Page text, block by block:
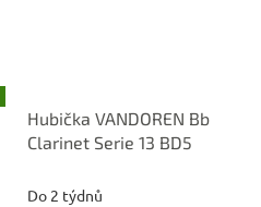
Hubička VANDOREN Bb
Clarinet Serie 13 BD5
Do 2 týdnů